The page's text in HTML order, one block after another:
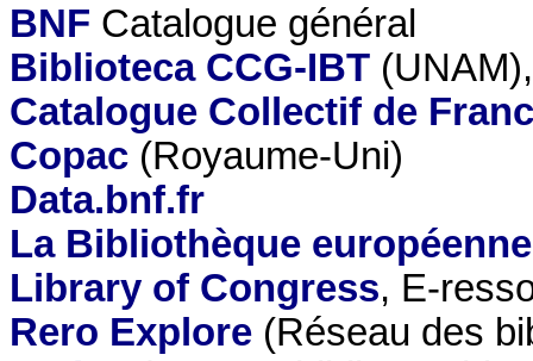
BNF Catalogue général
Biblioteca CCG-IBT
Catalogue Collectif de
Copac (Royaume-Uni)
Data.bnf.fr
La Bibliothèque européenne
Library of Congress, E-
Rero Explore (Réseau des